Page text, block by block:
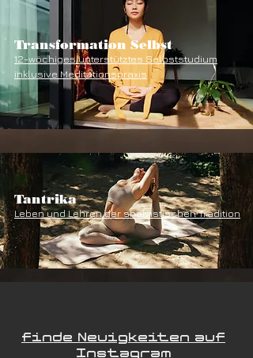
Transformation Selbst
12-wöchiges unterstütztes Selbststudium
inklusive Meditationspraxis
Tantrika
Leben und Lehren der shaivistischen Tradition
finde Neuigkeiten auf
Instagram